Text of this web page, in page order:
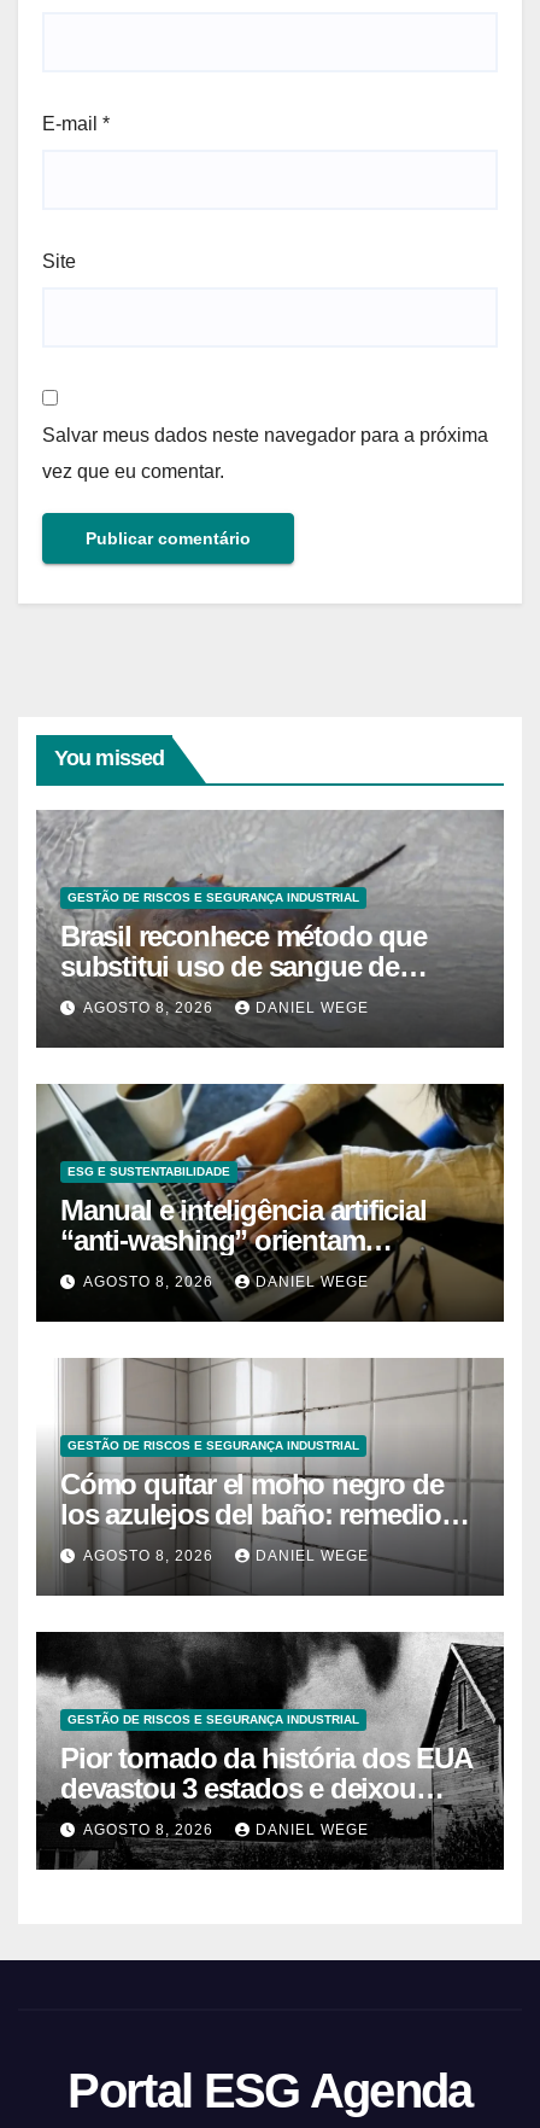
E-mail *
Site
Salvar meus dados neste navegador para a próxima
vez que eu comentar.
You missed
GESTÃO DE RISCOS E SEGURANÇA INDUSTRIAL
Brasil reconhece método que
substitui uso de sangue de
caranguejo-ferradura em testes
farmacêuticos
AGOSTO 8, 2026 DANIEL WEGE
ESG E SUSTENTABILIDADE
Manual e inteligência artificial
“anti-washing” orientam
empresas
AGOSTO 8, 2026 DANIEL WEGE
GESTÃO DE RISCOS E SEGURANÇA INDUSTRIAL
Cómo quitar el moho negro de
los azulejos del baño: remedios
caseros efectivos
AGOSTO 8, 2026 DANIEL WEGE
GESTÃO DE RISCOS E SEGURANÇA INDUSTRIAL
Pior tornado da história dos EUA
devastou 3 estados e deixou
centenas de mortos
AGOSTO 8, 2026 DANIEL WEGE
Portal ESG Agenda